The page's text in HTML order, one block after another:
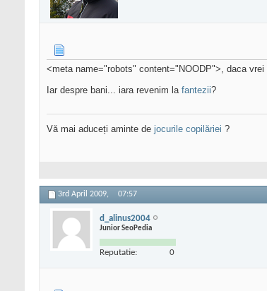
<meta name="robots" content="NOODP">, daca
Iar despre bani... iara revenim la fantezii?
Vă mai aduceți aminte de jocurile copilăriei ?
3rd April 2009, 07:57
d_alinus2004
Junior SeoPedia
Reputatie: 0